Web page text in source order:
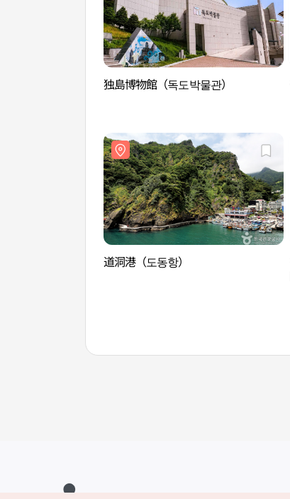
独島博物館（독도박물관）
道洞港（도동항）